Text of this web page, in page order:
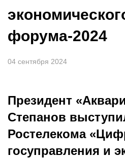
форума-2024
04 сентября 2024
Президент
Степанов
Ростелекома
госуправления и